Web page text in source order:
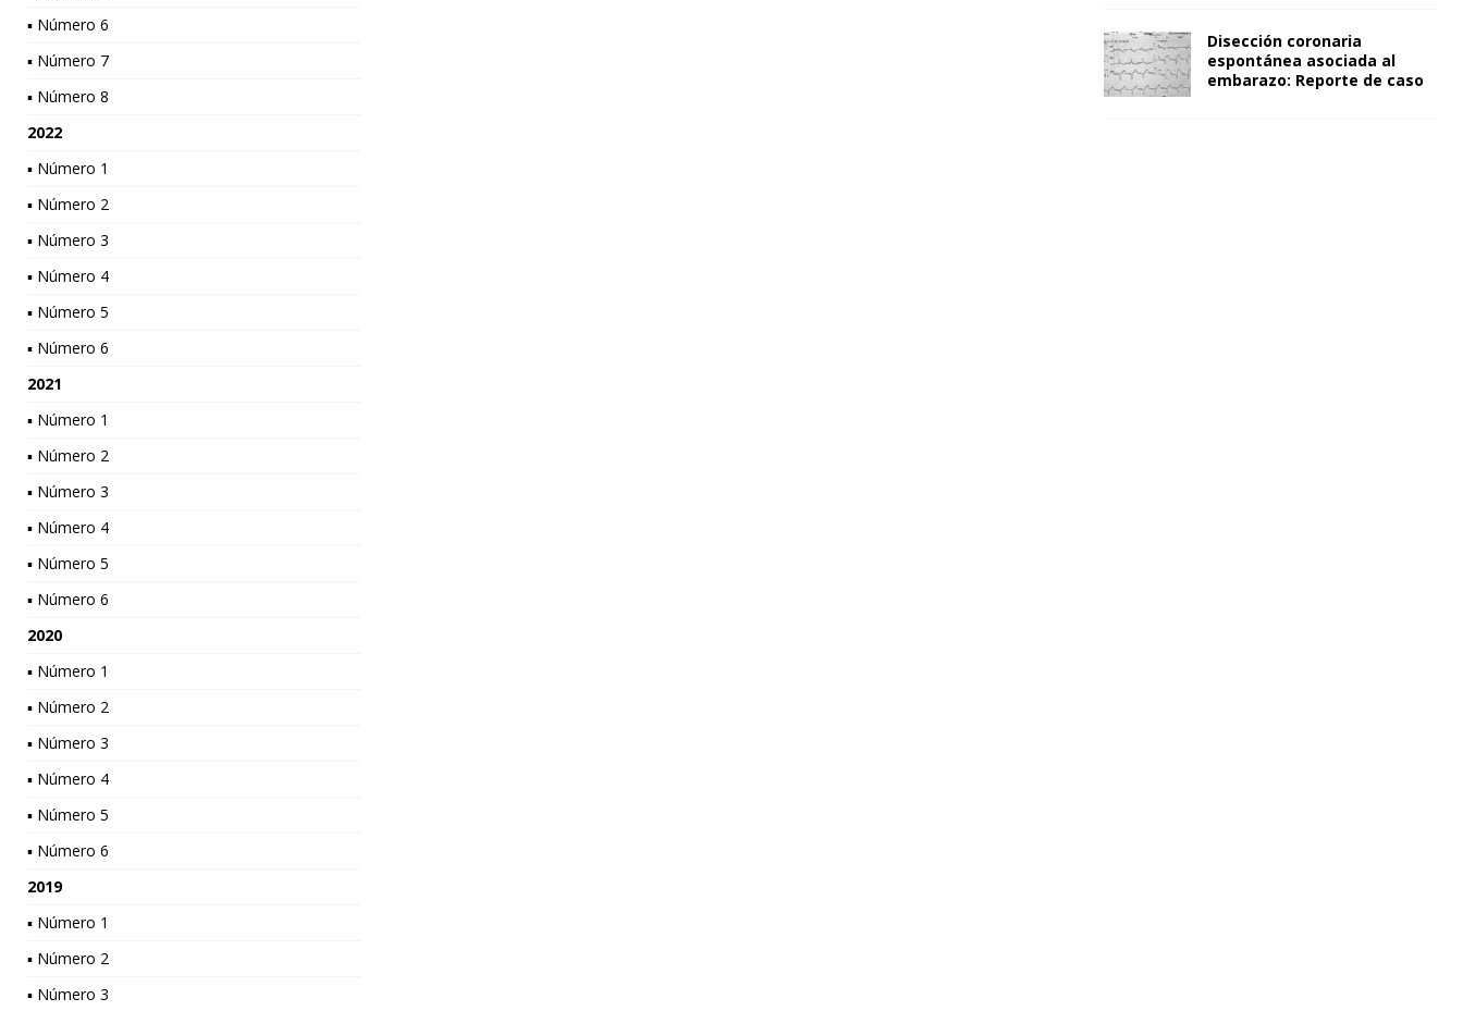
▪ Número 6
▪ Número 7
▪ Número 8
2022
▪ Número 1
▪ Número 2
▪ Número 3
▪ Número 4
▪ Número 5
▪ Número 6
2021
▪ Número 1
▪ Número 2
▪ Número 3
▪ Número 4
▪ Número 5
▪ Número 6
2020
▪ Número 1
▪ Número 2
▪ Número 3
▪ Número 4
▪ Número 5
▪ Número 6
2019
▪ Número 1
▪ Número 2
▪ Número 3
Disección coronaria
espontánea asociada al
embarazo: Reporte de caso